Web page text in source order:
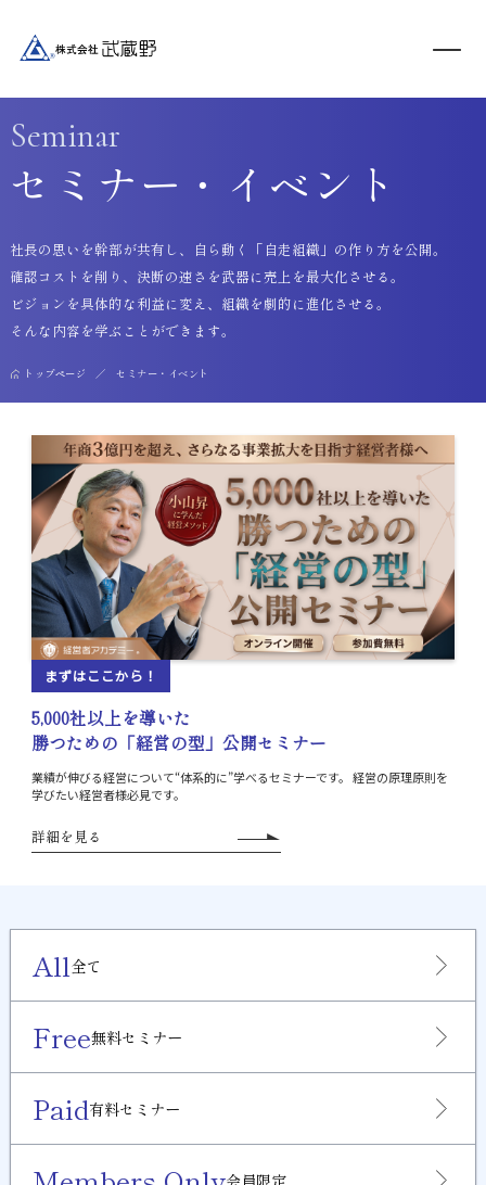
Seminar
セミナー・イベント
トップページ セミナー・イベント
社長の思いを幹部が共有し、自ら動く「自走組織」の作り方を公開。
確認コストを削り、決断の速さを武器に売上を最大化させる。
ビジョンを具体的な利益に変え、組織を劇的に進化させる。
そんな内容を学ぶことができます。
まずはここから！
5,000社以上を導いた
勝つための「経営の型」公開セミナー
業績が伸びる経営について“体系的に”学べるセミナーです。 経営の原理原則を
学びたい経営者様必見です。
詳細を見る
All全て
Free無料セミナー
Paid有料セミナー
会員限定